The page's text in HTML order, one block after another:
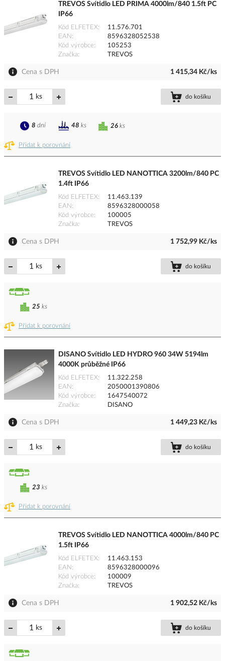
TREVOS Svítidlo LED PRIMA 4000lm/840 1.5ft PC
IP66
Kód ELFETEX
11.576.701
EAN
8596328052538
Kód výrobce
105253
Značka
TREVOS
Cena s DPH 1 415,34 Kč/ks
ks do košíku
Přidat k porovnání
26 ks
8 dní 48 ks
TREVOS Svítidlo LED NANOTTICA 3200lm/840 PC
1.4ft IP66
Kód ELFETEX
11.463.139
EAN
8596328000058
Kód výrobce
100005
Značka
TREVOS
Cena s DPH 1 752,99 Kč/ks
ks do košíku
Přidat k porovnání
25 ks
DISANO Svítidlo LED HYDRO 960 34W 5194lm
4000K průběžné IP66
Kód ELFETEX
11.322.258
EAN
2050001390806
Kód výrobce
1647540072
Značka
DISANO
Cena s DPH 1 449,23 Kč/ks
ks do košíku
Přidat k porovnání
23 ks
TREVOS Svítidlo LED NANOTTICA 4000lm/840 PC
1.5ft IP66
Kód ELFETEX
11.463.153
EAN
8596328000096
Kód výrobce
100009
Značka
TREVOS
Cena s DPH 1 902,52 Kč/ks
ks do košíku